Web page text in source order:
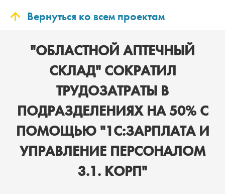
Вернуться ко всем проектам
"ОБЛАСТНОЙ АПТЕЧНЫЙ
СКЛАД" СОКРАТИЛ
ТРУДОЗАТРАТЫ В
ПОДРАЗДЕЛЕНИЯХ НА 50% С
ПОМОЩЬЮ "1С:ЗАРПЛАТА И
УПРАВЛЕНИЕ ПЕРСОНАЛОМ
3.1. КОРП"